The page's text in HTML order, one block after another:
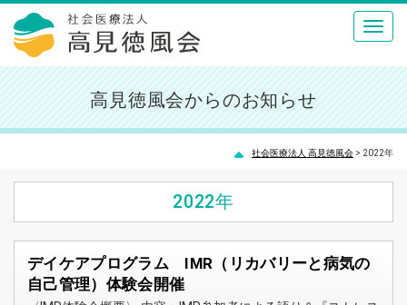
高見徳風会
高見徳風会からのお知らせ
社会医療法人 高見徳風会 > 2022年
2022年
デイケアプログラム IMR（リカバリーと病気の
自己管理）体験会開催